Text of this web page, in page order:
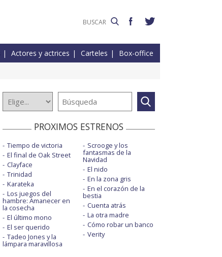
Actores y actrices Carteles Box-office
PROXIMOS ESTRENOS
Tiempo de victoria
El final de Oak Street
Clayface
Trinidad
Karateka
Los juegos del
hambre: Amanecer en
la cosecha
El último mono
El ser querido
Tadeo Jones y la
lámpara maravillosa
Scrooge y los
fantasmas de la
Navidad
El nido
En la zona gris
En el corazón de la
bestia
Cuenta atrás
La otra madre
Cómo robar un banco
Verity